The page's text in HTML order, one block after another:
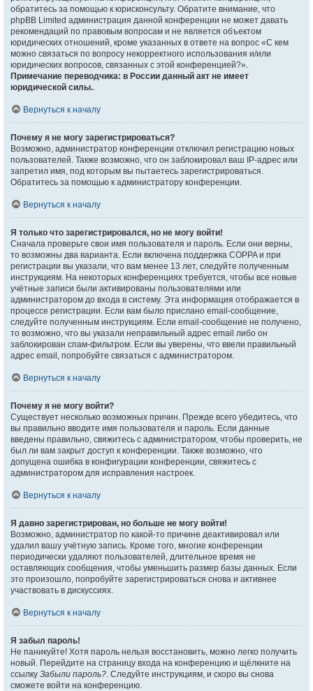
обратитесь за помощью к юрисконсульту. Обратите внимание, что
phpBB Limited администрация данной конференции не может давать
рекомендаций по правовым вопросам и не является объектом
юридических отношений, кроме указанных в ответе на вопрос «С кем
можно связаться по вопросу некорректного использования и/или
юридических вопросов, связанных с этой конференцией?».
Примечание переводчика: в России данный акт не имеет
юридической силы..
Вернуться к началу
Почему я не могу зарегистрироваться?
Возможно, администратор конференции отключил регистрацию новых
пользователей. Также возможно, что он заблокировал ваш IP-адрес или
запретил имя, под которым вы пытаетесь зарегистрироваться.
Обратитесь за помощью к администратору конференции.
Вернуться к началу
Я только что зарегистрировался, но не могу войти!
Сначала проверьте свои имя пользователя и пароль. Если они верны,
то возможны два варианта. Если включена поддержка COPPA и при
регистрации вы указали, что вам менее 13 лет, следуйте полученным
инструкциям. На некоторых конференциях требуется, чтобы все новые
учётные записи были активированы пользователями или
администратором до входа в систему. Эта информация отображается в
процессе регистрации. Если вам было прислано email-сообщение,
следуйте полученным инструкциям. Если email-сообщение не получено,
то возможно, что вы указали неправильный адрес email либо он
заблокирован спам-фильтром. Если вы уверены, что ввели правильный
адрес email, попробуйте связаться с администратором.
Вернуться к началу
Почему я не могу войти?
Существует несколько возможных причин. Прежде всего убедитесь, что
вы правильно вводите имя пользователя и пароль. Если данные
введены правильно, свяжитесь с администратором, чтобы проверить, не
был ли вам закрыт доступ к конференции. Также возможно, что
допущена ошибка в конфигурации конференции, свяжитесь с
администратором для исправления настроек.
Вернуться к началу
Я давно зарегистрирован, но больше не могу войти!
Возможно, администратор по какой-то причине деактивировал или
удалил вашу учётную запись. Кроме того, многие конференции
периодически удаляют пользователей, длительное время не
оставляющих сообщения, чтобы уменьшить размер базы данных. Если
это произошло, попробуйте зарегистрироваться снова и активнее
участвовать в дискуссиях.
Вернуться к началу
Я забыл пароль!
Не паникуйте! Хотя пароль нельзя восстановить, можно легко получить
новый. Перейдите на страницу входа на конференцию и щёлкните на
ссылку Забыли пароль?. Следуйте инструкциям, и скоро вы снова
сможете войти на конференцию.